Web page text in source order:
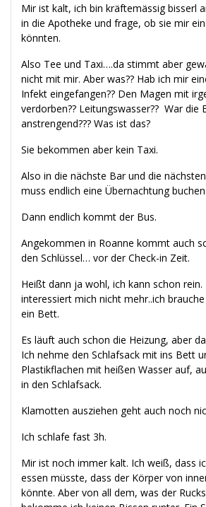
Mir ist kalt, ich bin kräftemässig bisserl
in die Apotheke und frage, ob sie mir
könnten.
Also Tee und Taxi….da stimmt aber
nicht mit mir. Aber was?? Hab ich mir
Infekt eingefangen?? Den Magen mit
verdorben?? Leitungswasser?? War die
anstrengend??? Was ist das?
Sie bekommen aber kein Taxi.
Also in die nächste Bar und die nächsten
muss endlich eine Übernachtung
Dann endlich kommt der Bus.
Angekommen in Roanne kommt auch
den Schlüssel… vor der Check-in Zeit.
Heißt dann ja wohl, ich kann schon
interessiert mich nicht mehr..ich
ein Bett.
Es läuft auch schon die Heizung, aber
Ich nehme den Schlafsack mit ins Bett
Plastikflachen mit heißen Wasser auf,
in den Schlafsack.
Klamotten ausziehen geht auch noch
Ich schlafe fast 3h.
Mir ist noch immer kalt. Ich weiß, dass
essen müsste, dass der Körper von
könnte. Aber von all dem, was der